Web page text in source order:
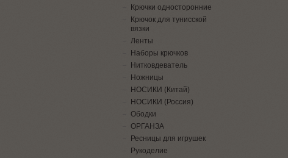
Крючки односторонние
Крючок для тунисской
вязки
Ленты
Наборы крючков
Нитковдеватель
Ножницы
НОСИКИ (Китай)
НОСИКИ (Россия)
Ободки
ОРГАНЗА
Ресницы для игрушек
Рукоделие